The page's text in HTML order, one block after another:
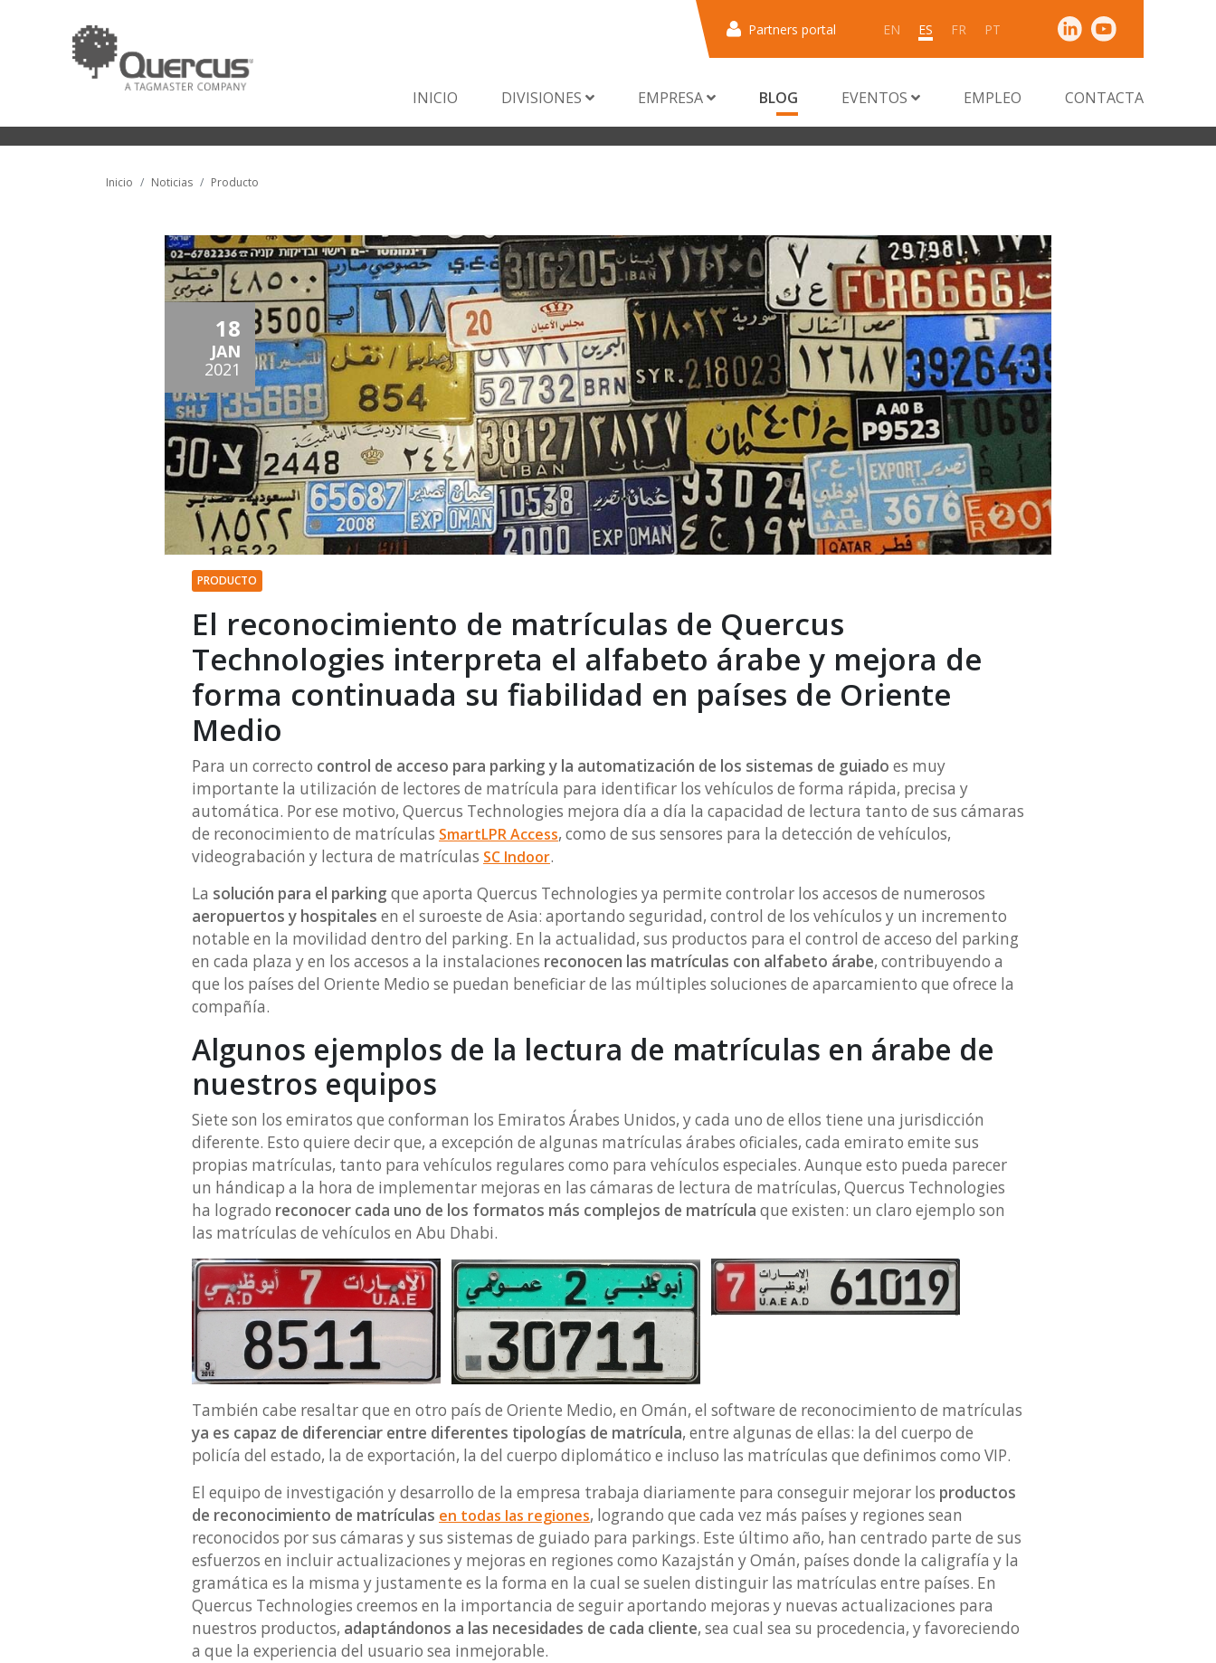
Partners portal EN ES FR PT
INICIO DIVISIONES EMPRESA BLOG EVENTOS EMPLEO CONTACTA
Inicio Noticias Producto
18
JAN
2021
PRODUCTO
El reconocimiento de matrículas de Quercus
Technologies interpreta el alfabeto árabe y mejora de
forma continuada su fiabilidad en países de Oriente
Medio
Para un correcto control de acceso para parking y la automatización de los sistemas de guiado es muy
importante la utilización de lectores de matrícula para identificar los vehículos de forma rápida, precisa y
automática. Por ese motivo, Quercus Technologies mejora día a día la capacidad de lectura tanto de sus cámaras
de reconocimiento de matrículas SmartLPR Access, como de sus sensores para la detección de vehículos,
videograbación y lectura de matrículas SC Indoor.
La solución para el parking que aporta Quercus Technologies ya permite controlar los accesos de numerosos
aeropuertos y hospitales en el suroeste de Asia: aportando seguridad, control de los vehículos y un incremento
notable en la movilidad dentro del parking. En la actualidad, sus productos para el control de acceso del parking
en cada plaza y en los accesos a la instalaciones reconocen las matrículas con alfabeto árabe, contribuyendo a
que los países del Oriente Medio se puedan beneficiar de las múltiples soluciones de aparcamiento que ofrece la
compañía.
Algunos ejemplos de la lectura de matrículas en árabe de
nuestros equipos
Siete son los emiratos que conforman los Emiratos Árabes Unidos, y cada uno de ellos tiene una jurisdicción
diferente. Esto quiere decir que, a excepción de algunas matrículas árabes oficiales, cada emirato emite sus
propias matrículas, tanto para vehículos regulares como para vehículos especiales. Aunque esto pueda parecer
un hándicap a la hora de implementar mejoras en las cámaras de lectura de matrículas, Quercus Technologies
ha logrado reconocer cada uno de los formatos más complejos de matrícula que existen: un claro ejemplo son
las matrículas de vehículos en Abu Dhabi.
También cabe resaltar que en otro país de Oriente Medio, en Omán, el software de reconocimiento de matrículas
ya es capaz de diferenciar entre diferentes tipologías de matrícula, entre algunas de ellas: la del cuerpo de
policía del estado, la de exportación, la del cuerpo diplomático e incluso las matrículas que definimos como VIP.
El equipo de investigación y desarrollo de la empresa trabaja diariamente para conseguir mejorar los productos
de reconocimiento de matrículas en todas las regiones, logrando que cada vez más países y regiones sean
reconocidos por sus cámaras y sus sistemas de guiado para parkings. Este último año, han centrado parte de sus
esfuerzos en incluir actualizaciones y mejoras en regiones como Kazajstán y Omán, países donde la caligrafía y la
gramática es la misma y justamente es la forma en la cual se suelen distinguir las matrículas entre países. En
Quercus Technologies creemos en la importancia de seguir aportando mejoras y nuevas actualizaciones para
nuestros productos, adaptándonos a las necesidades de cada cliente, sea cual sea su procedencia, y favoreciendo
a que la experiencia del usuario sea inmejorable.